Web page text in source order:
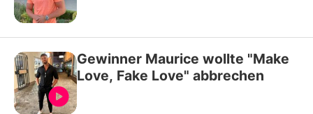
Gewinner Maurice wollte "Make
Love, Fake Love" abbrechen